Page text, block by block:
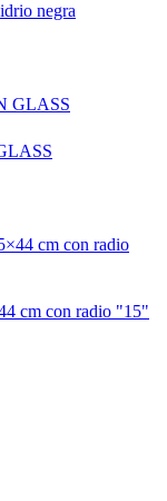
negra
cm con radio "15"